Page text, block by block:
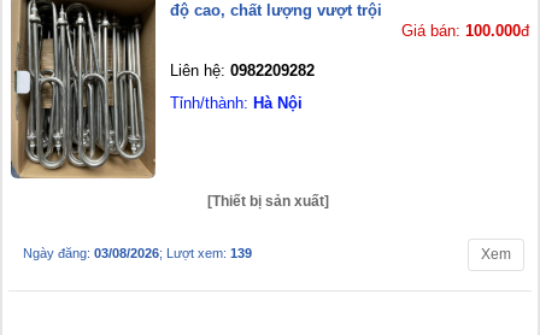
độ cao, chất lượng vượt trội
Giá bán: 100.000đ
Liên hệ: 0982209282
Tỉnh/thành: Hà Nội
[Thiết bị sản xuất]
Ngày đăng: 03/08/2026; Lượt xem: 139 Xem